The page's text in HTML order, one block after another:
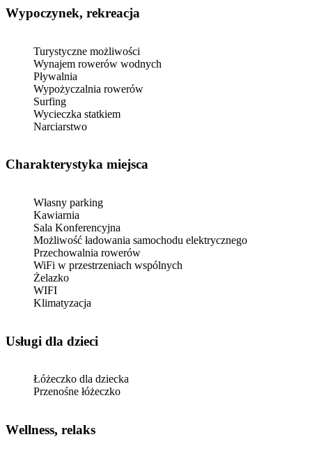
Wypoczynek, rekreacja
Turystyczne możliwości
Wynajem rowerów wodnych
Pływalnia
Wypożyczalnia rowerów
Surfing
Wycieczka statkiem
Narciarstwo
Charakterystyka miejsca
Własny parking
Kawiarnia
Sala Konferencyjna
Możliwość ładowania samochodu elektrycznego
Przechowalnia rowerów
WiFi w przestrzeniach wspólnych
Żelazko
WIFI
Klimatyzacja
usługi dla dzieci
Łóżeczko dla dziecka
Przenośne łóżeczko
Wellness, relaks